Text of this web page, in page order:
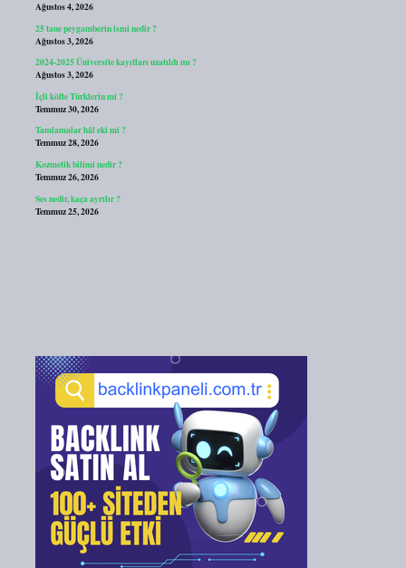
Ağustos 4, 2026
25 tane peygamberin ismi nedir ?
Ağustos 3, 2026
2024-2025 Üniversite kayıtları uzatıldı mı ?
Ağustos 3, 2026
İçli köfte Türklerin mi ?
Temmuz 30, 2026
Tamlamalar hâl eki mi ?
Temmuz 28, 2026
Kozmetik bilimi nedir ?
Temmuz 26, 2026
Ses nedir, kaça ayrılır ?
Temmuz 25, 2026